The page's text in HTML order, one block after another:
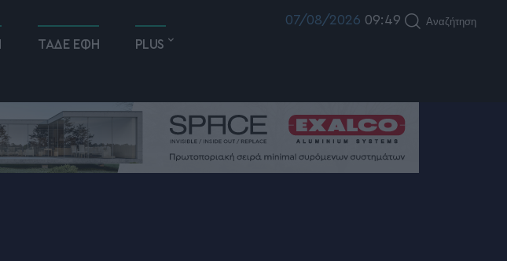
ΤΑΔΕ ΕΦΗ PLUS
07/08/2026 09:49 Αναζήτηση